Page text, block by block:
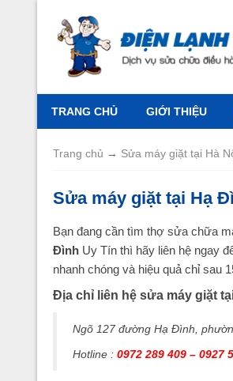
TRANG CHỦ GIỚI THIỆU
Trang chủ → Sửa máy giặt tại Hà
Sửa máy giặt tại Hạ
Bạn đang cần tìm thợ sửa chữa
Đình Uy Tín thì hãy liên hệ ngay
nhanh chóng và hiệu quả chỉ sau
Địa chỉ liên hệ sửa máy giặt
Ngõ 127 đường Hạ Đình,
Hotline : 0972 289 409 – 0927